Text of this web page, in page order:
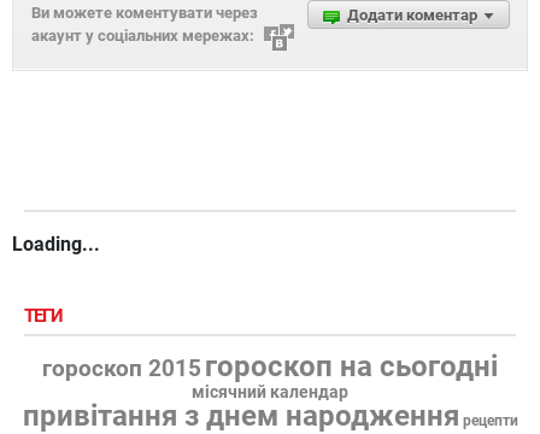
Додати коментар
Ви можете коментувати через
акаунт у соціальних мережах:
Loading...
ТЕГИ
гороскоп 2015 гороскоп на сьогодні
місячний календар
привітання з днем народження рецепти